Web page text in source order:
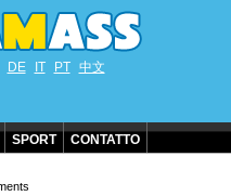
DE IT PT 中文
SPORT CONTATTO